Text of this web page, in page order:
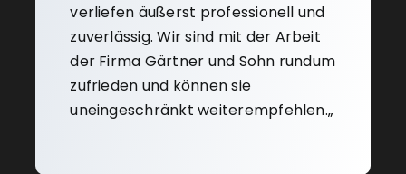
verliefen äußerst professionell und
zuverlässig.Wir sind mit der Arbeit
der Firma Gärtner und Sohn rundum
zufrieden und können sie
uneingeschränkt weiterempfehlen.„